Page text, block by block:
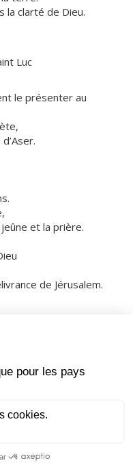
la clarté de Dieu.
Luc
le présenter au
et la prière.
de Jérusalem.
ville de Nazareth.